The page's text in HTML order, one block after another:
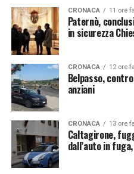
CRONACA 11 ore fa
Paternò,
in sicurezza
CRONACA 12 ore fa
Belpasso,
anziani
CRONACA 13 ore fa
Caltagirone,
dall’auto in